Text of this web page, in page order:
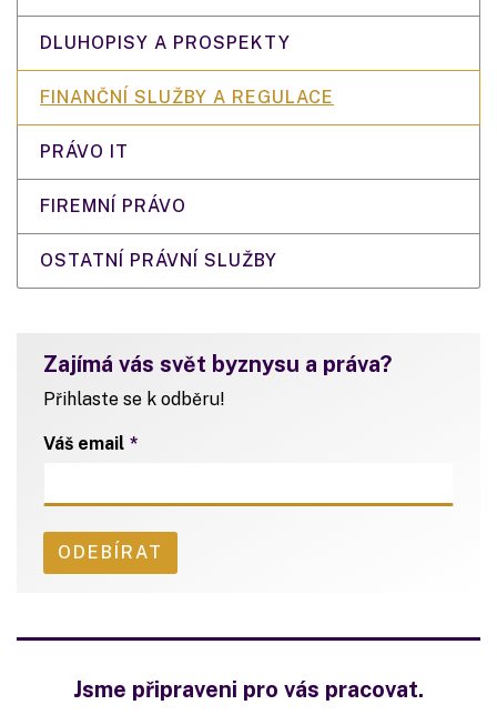
DLUHOPISY A PROSPEKTY
FINANČNÍ SLUŽBY A REGULACE
PRÁVO IT
FIREMNÍ PRÁVO
OSTATNÍ PRÁVNÍ SLUŽBY
Zajímá vás svět byznysu a práva?
Přihlaste se k odběru!
Váš email
Jsme připraveni pro vás pracovat.